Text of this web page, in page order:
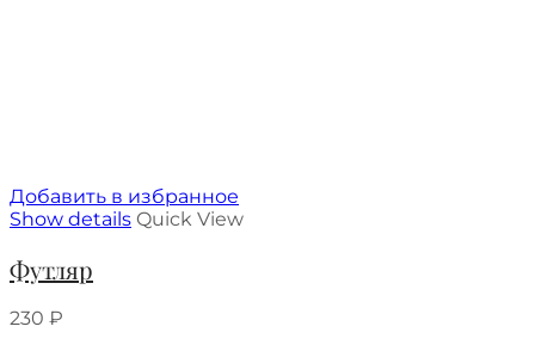
Добавить в избранное
Show details Quick View
Футляр
230 ₽